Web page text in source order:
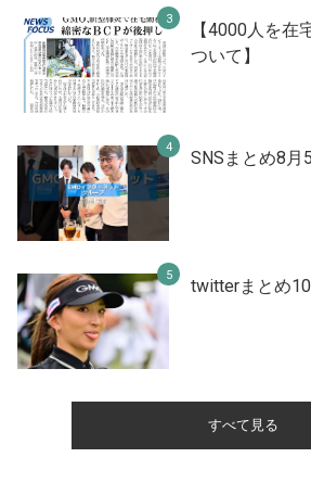
【4000人を在
ついて】
SNSまとめ8月
twitterまとめ
すべて見る